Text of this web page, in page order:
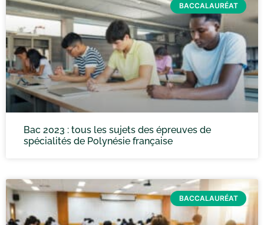
BACCALAURÉAT
Bac 2023 : tous les sujets des épreuves de
spécialités de Polynésie française
BACCALAURÉAT